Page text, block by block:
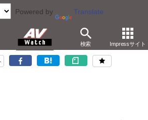
Powered by Translate
検索 Impressサイト
ジチューナでアクトビラ対応
」など。TSUTAYA TVも